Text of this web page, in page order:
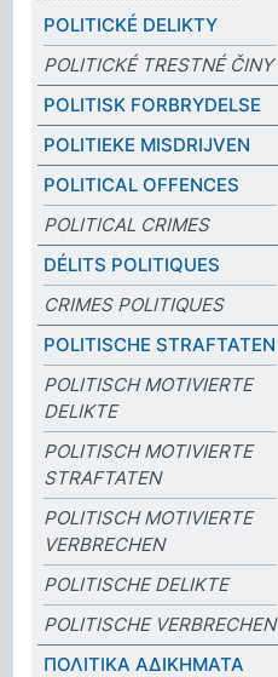
POLITICKÉ DELIKTY
POLITICKÉ TRESTNÉ ČINY
POLITISK FORBRYDELSE
POLITIEKE MISDRIJVEN
POLITICAL OFFENCES
POLITICAL CRIMES
DÉLITS POLITIQUES
CRIMES POLITIQUES
POLITISCHE STRAFTATEN
POLITISCH MOTIVIERTE
DELIKTE
POLITISCH MOTIVIERTE
STRAFTATEN
POLITISCH MOTIVIERTE
VERBRECHEN
POLITISCHE DELIKTE
POLITISCHE VERBRECHEN
ΠΟΛΙΤΙΚΑ ΑΔΙΚΗΜΑΤΑ